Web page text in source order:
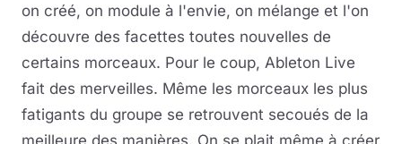
on créé, on module à l'envie, on mélange et l'on
découvre des facettes toutes nouvelles de
certains morceaux. Pour le coup, Ableton Live
fait des merveilles. Même les morceaux les plus
fatigants du groupe se retrouvent secoués de la
meilleure des manières. On se plait même à créer